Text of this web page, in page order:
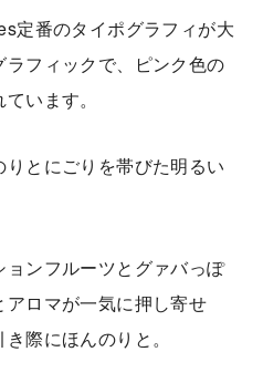
定番のタイポグラフィが大
フィックで、ピンク色の
います。
とにごりを帯びた明るい
ンフルーツとグァバっぽ
ロマが一気に押し寄せ
際にほんのりと。